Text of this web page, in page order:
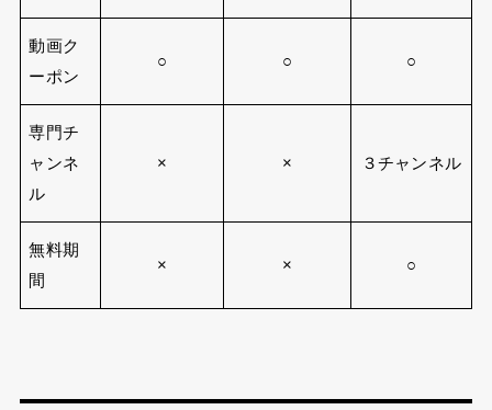
動画ク
ーポン
○ ○ ○
専門チ
ャンネ
ル
× × ３チャンネル
無料期
間
× × ○